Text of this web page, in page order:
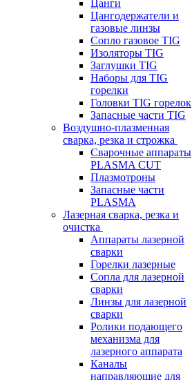
Цанги
Цангодержатели и
газовые линзы
Сопло газовое TIG
Изоляторы TIG
Заглушки TIG
Наборы для TIG
горелки
Головки TIG горелок
Запасные части TIG
Воздушно-плазменная
сварка, резка и строжка
Сварочные аппараты
PLASMA CUT
Плазмотроны
Запасные части
PLASMA
Лазерная сварка, резка и
очистка
Аппараты лазерной
сварки
Горелки лазерные
Сопла для лазерной
сварки
Линзы для лазерной
сварки
Ролики подающего
механизма для
лазерного аппарата
Каналы
направляющие для